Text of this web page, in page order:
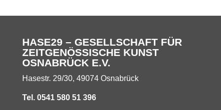
HASE29 – GESELLSCHAFT FÜR
ZEITGENÖSSISCHE KUNST
OSNABRÜCK E.V.
Hasestr. 29/30, 49074 Osnabrück
Tel. 0541 580 51 396